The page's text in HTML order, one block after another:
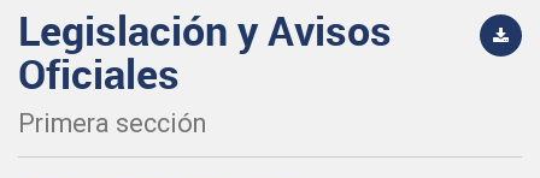
Legislación y Avisos
Oficiales
Primera sección